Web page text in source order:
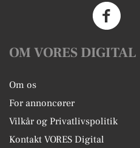
OM VORES DIGITAL
Om os
For annoncører
Vilkår og Privatlivspolitik
Kontakt VORES Digital